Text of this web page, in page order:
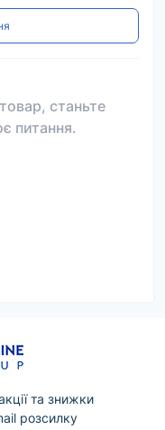
станьте
питання.
та знижки
розсилку